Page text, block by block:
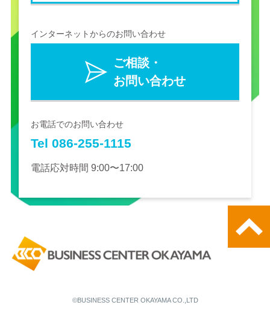
インターネットからのお問い合わせ
ご相談・
お問い合わせ
お電話でのお問い合わせ
Tel 086-255-1115
電話応対時間 9:00〜17:00
©BUSINESS CENTER OKAYAMA CO.,LTD